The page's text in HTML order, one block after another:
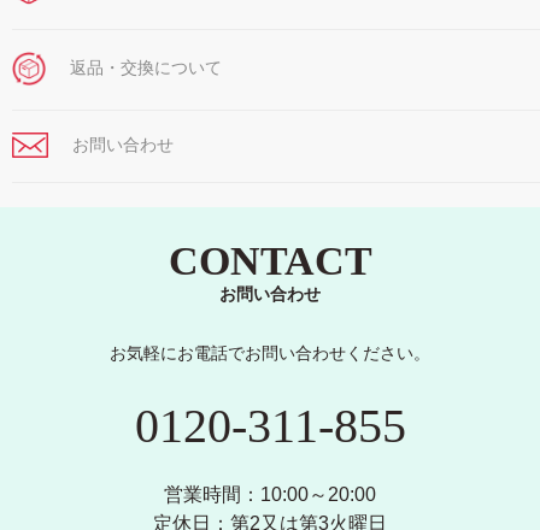
返品・交換について
お問い合わせ
CONTACT
お問い合わせ
お気軽にお電話でお問い合わせください。
0120-311-855
営業時間：10:00～20:00
定休日：第2又は第3火曜日